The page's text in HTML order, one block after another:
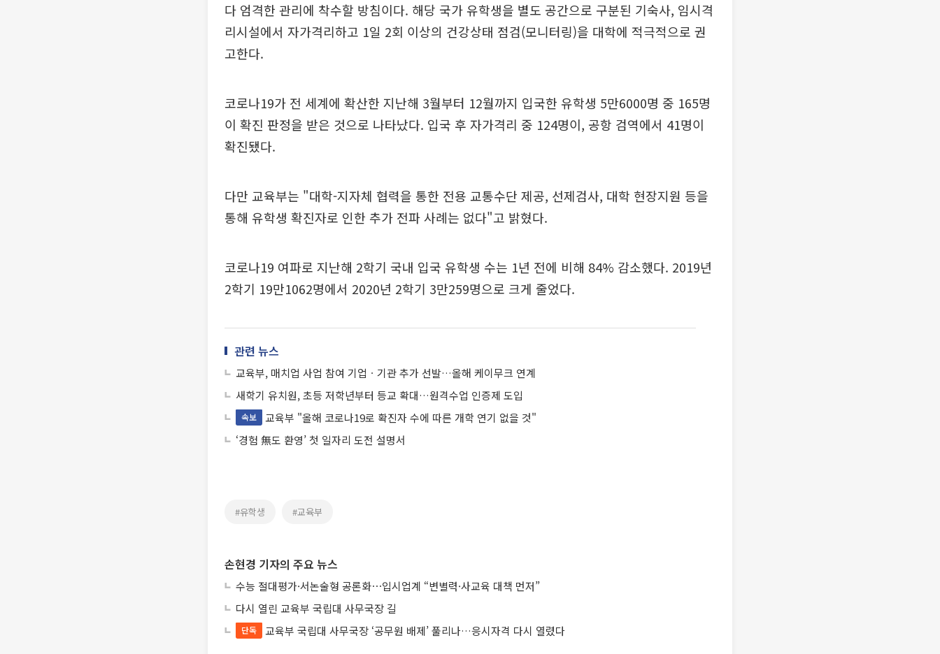
다 엄격한 관리에 착수할 방침이다. 해당 국가 유학생을 별도 공간으로 구분된 기숙사, 임시격
리시설에서 자가격리하고 1일 2회 이상의 건강상태 점검(모니터링)을 대학에 적극적으로 권
고한다.
코로나19가 전 세계에 확산한 지난해 3월부터 12월까지 입국한 유학생 5만6000명 중 165명
이 확진 판정을 받은 것으로 나타났다. 입국 후 자가격리 중 124명이, 공항 검역에서 41명이
확진됐다.
다만 교육부는 "대학-지자체 협력을 통한 전용 교통수단 제공, 선제검사, 대학 현장지원 등을
통해 유학생 확진자로 인한 추가 전파 사례는 없다"고 밝혔다.
코로나19 여파로 지난해 2학기 국내 입국 유학생 수는 1년 전에 비해 84% 감소했다. 2019년
2학기 19만1062명에서 2020년 2학기 3만259명으로 크게 줄었다.
관련 뉴스
교육부, 매치업 사업 참여 기업ㆍ기관 추가 선발…올해 케이무크 연계
새학기 유치원, 초등 저학년부터 등교 확대…원격수업 인증제 도입
속보
교육부 "올해 코로나19로 확진자 수에 따른 개학 연기 없을 것"
‘경험 無도 환영’ 첫 일자리 도전 설명서
#유학생 #교육부
손현경 기자의 주요 뉴스
수능 절대평가·서논술형 공론화⋯입시업계 “변별력·사교육 대책 먼저”
다시 열린 교육부 국립대 사무국장 길
단독 교육부 국립대 사무국장 ‘공무원 배제’ 풀리나…응시자격 다시 열렸다